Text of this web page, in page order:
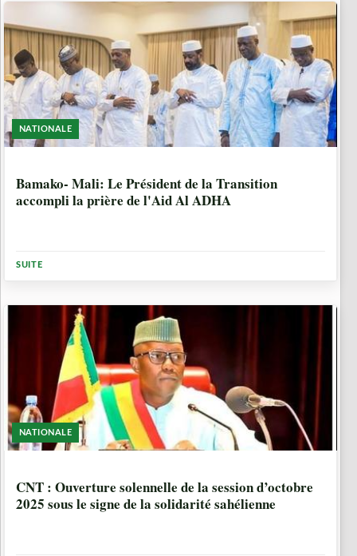
NATIONALE
Bamako- Mali: Le Président de la Transition
accompli la prière de l'Aid Al ADHA
SUITE
NATIONALE
CNT : Ouverture solennelle de la session d’octobre
2025 sous le signe de la solidarité sahélienne